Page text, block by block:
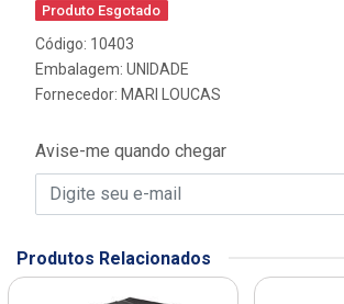
Produto Esgotado
Código: 10403
Embalagem: UNIDADE
Fornecedor: MARI LOUCAS
Avise-me quando chegar
Produtos Relacionados